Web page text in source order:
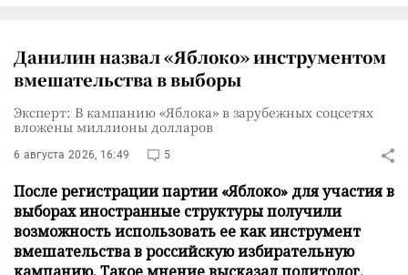
Данилин назвал «Яблоко» инструментом
вмешательства в выборы
Эксперт: В кампанию «Яблока» в зарубежных соцсетях
вложены миллионы долларов
6 августа 2026, 16:49 5
После регистрации партии «Яблоко» для участия в
выборах иностранные структуры получили
возможность использовать ее как инструмент
вмешательства в российскую избирательную